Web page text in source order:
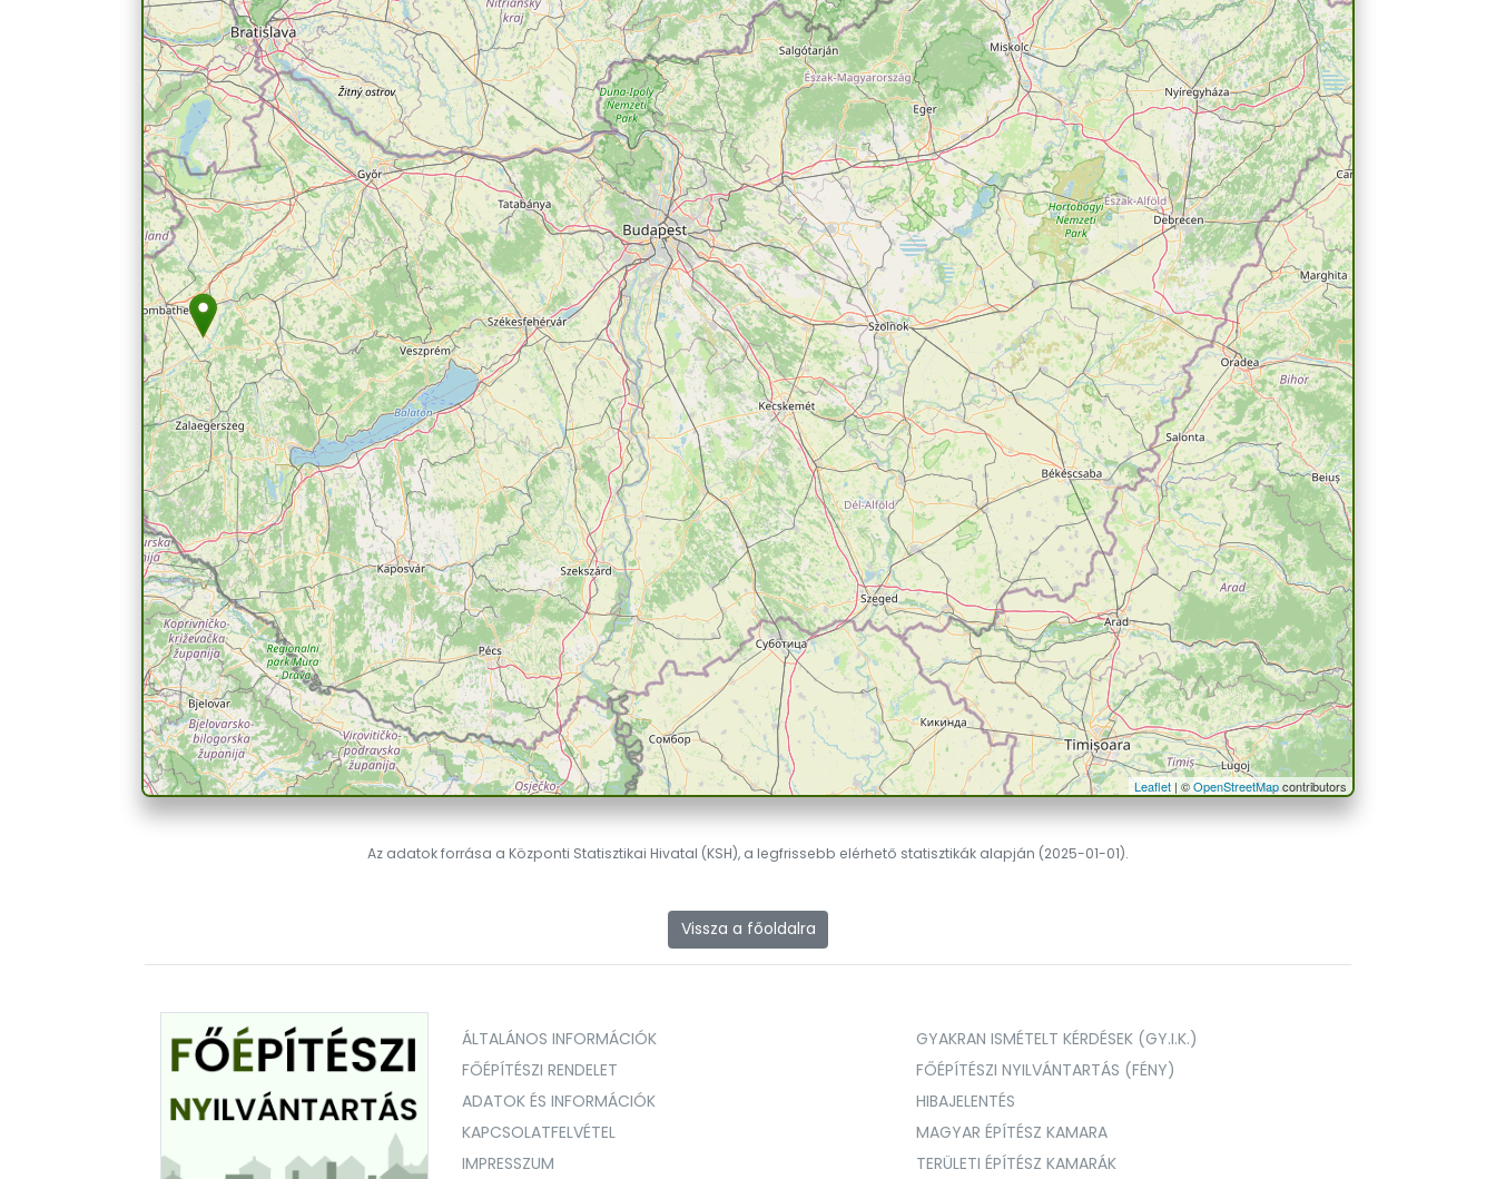
Leaflet | ©OpenStreetMapcontributors
Az adatok forrása a Központi Statisztikai Hivatal (KSH), a legfrissebb elérhető statisztikák alapján (2025-01-01).
Vissza a főoldalra
ÁLTALÁNOS INFORMÁCIÓK
GYAKRAN ISMÉTELT KÉRDÉSEK (GY.I.K.)
FŐÉPÍTÉSZI RENDELET
FŐÉPÍTÉSZI NYILVÁNTARTÁS (FÉNY)
ADATOK ÉS INFORMÁCIÓK
HIBAJELENTÉS
KAPCSOLATFELVÉTEL
MAGYAR ÉPÍTÉSZ KAMARA
IMPRESSZUM
TERÜLETI ÉPÍTÉSZ KAMARÁK